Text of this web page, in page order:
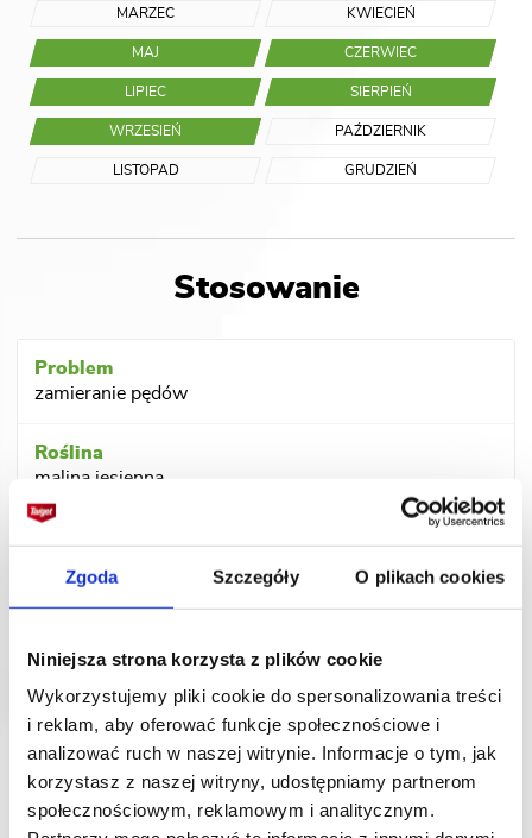
Zgoda Szczegóły O plikach cookies
Niniejsza strona korzysta z plików cookie
Wykorzystujemy pliki cookie do spersonalizowania treści
i reklam, aby oferować funkcje społecznościowe i
analizować ruch w naszej witrynie. Informacje o tym, jak
korzystasz z naszej witryny, udostępniamy partnerom
społecznościowym, reklamowym i analitycznym.
MARZEC KWIECIEŃ
MAJ CZERWIEC
LIPIEC SIERPIEŃ
WRZESIEŃ PAŹDZIERNIK
LISTOPAD GRUDZIEŃ
Stosowanie
zamieranie pędów
malina jesienna
szara pleśń, antraknoza
borówka amerykańska